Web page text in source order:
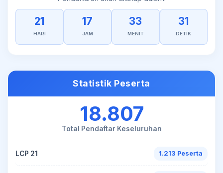
21
HARI
17
JAM
33
MENIT
31
DETIK
Statistik Peserta
18.807
Total Pendaftar Keseluruhan
LCP 21 1.213 Peserta